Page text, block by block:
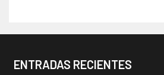
ENTRADAS RECIENTES